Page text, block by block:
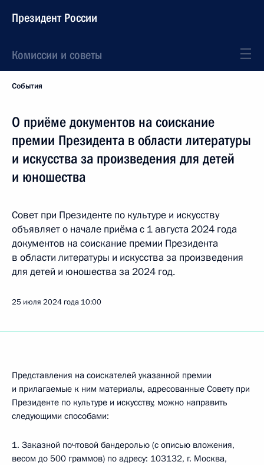
Президент России
Комиссии и советы
События
О приёме документов на соискание
премии Президента в области литературы
и искусства за произведения для детей
и юношества
Совет при Президенте по культуре и искусству
объявляет о начале приёма с 1 августа 2024 года
документов на соискание премии Президента
в области литературы и искусства за произведения
для детей и юношества за 2024 год.
25 июля 2024 года 10:00
Представления на соискателей указанной премии
и прилагаемые к ним материалы, адресованные Совету при
Президенте по культуре и искусству, можно направить
следующими способами:
1. Заказной почтовой бандеролью (с описью вложения,
весом до 500 граммов) по адресу: 103132, г. Москва,